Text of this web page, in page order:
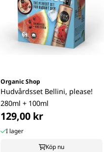
Organic Shop
Hudvårdsset Bellini, please!
280ml + 100ml
129,00 kr
I lager
Köp nu